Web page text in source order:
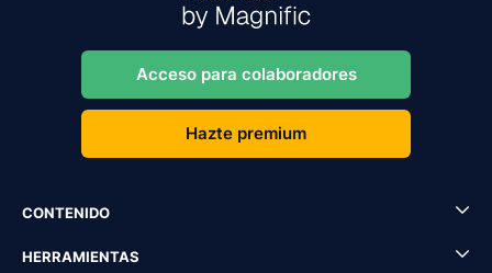
Acceso para colaboradores
Hazte premium
CONTENIDO
HERRAMIENTAS